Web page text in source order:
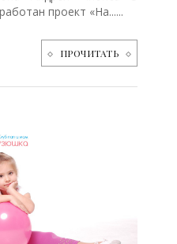
проект «На......
ПРОЧИТАТЬ